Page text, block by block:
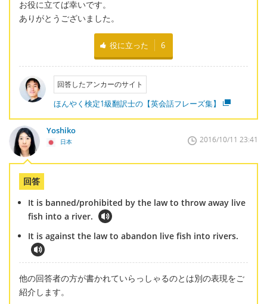
お役に立てば幸いです。
ありがとうございました。
役に立った 6
回答したアンカーのサイト
ほんやく検定1級翻訳士の【英会話フレーズ集】
Yoshiko
日本 2016/10/11 23:41
回答
It is banned/prohibited by the law to throw away live
fish into a river.
It is against the law to abandon live fish into rivers.
他の回答者の方が書かれていらっしゃるのとは別の表現をご
紹介します。